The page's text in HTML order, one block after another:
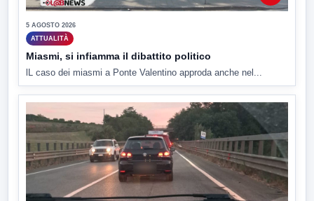
5 AGOSTO 2026
ATTUALITÀ
Miasmi, si infiamma il dibattito politico
lL caso dei miasmi a Ponte Valentino approda anche nel...